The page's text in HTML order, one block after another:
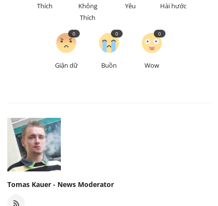
Thích
Không
Thích
Yêu Hài hước
Giận dữ
0
Buồn
0
Wow
0
Tomas Kauer - News Moderator